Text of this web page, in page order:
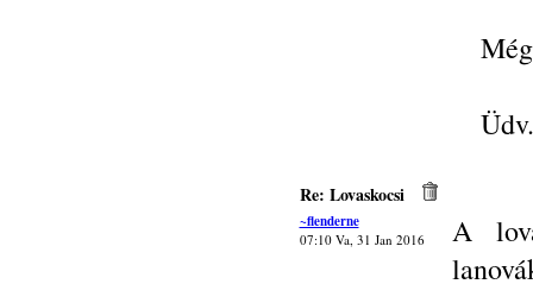
Re: Lovaskocsi
~flenderne
07:10 Va, 31 Jan 2016
A